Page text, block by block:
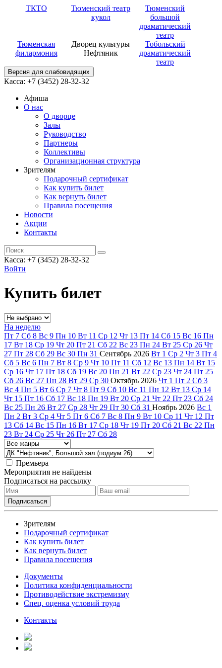
ТКТО
Тюменский театр
кукол
Тюменский
большой
драматический
театр
Тюменская
филармония
Дворец культуры
Нефтяник
Тобольский
драматический
театр
Версия для слабовидящих
Касса: +7 (3452) 28-32-32
Афиша
О нас
О дворце
Залы
Руководство
Партнеры
Коллективы
Организационная структура
Зрителям
Подарочный сертификат
Как купить билет
Как вернуть билет
Правила посещения
Новости
Акции
Контакты
Касса: +7 (3452) 28-32-32
Войти
Купить билет
На неделю
Пт 7 Сб 8 Вс 9 Пн 10 Вт 11 Ср 12 Чт 13 Пт 14 Сб 15 Вс 16 Пн
17 Вт 18 Ср 19 Чт 20 Пт 21 Сб 22 Вс 23 Пн 24 Вт 25 Ср 26 Чт
27 Пт 28 Сб 29 Вс 30 Пн 31 Сентябрь 2026 Вт 1 Ср 2 Чт 3 Пт 4
Сб 5 Вс 6 Пн 7 Вт 8 Ср 9 Чт 10 Пт 11 Сб 12 Вс 13 Пн 14 Вт 15
Ср 16 Чт 17 Пт 18 Сб 19 Вс 20 Пн 21 Вт 22 Ср 23 Чт 24 Пт 25
Сб 26 Вс 27 Пн 28 Вт 29 Ср 30 Октябрь 2026 Чт 1 Пт 2 Сб 3
Вс 4 Пн 5 Вт 6 Ср 7 Чт 8 Пт 9 Сб 10 Вс 11 Пн 12 Вт 13 Ср 14
Чт 15 Пт 16 Сб 17 Вс 18 Пн 19 Вт 20 Ср 21 Чт 22 Пт 23 Сб 24
Вс 25 Пн 26 Вт 27 Ср 28 Чт 29 Пт 30 Сб 31 Ноябрь 2026 Вс 1
Пн 2 Вт 3 Ср 4 Чт 5 Пт 6 Сб 7 Вс 8 Пн 9 Вт 10 Ср 11 Чт 12 Пт
13 Сб 14 Вс 15 Пн 16 Вт 17 Ср 18 Чт 19 Пт 20 Сб 21 Вс 22 Пн
23 Вт 24 Ср 25 Чт 26 Пт 27 Сб 28
Премьера
Мероприятия не найдены
Подписаться на рассылку
Зрителям
Подарочный сертификат
Как купить билет
Как вернуть билет
Правила посещения
Документы
Политика конфиденциальности
Противодействие экстремизму
Спец. оценка условий труда
Контакты